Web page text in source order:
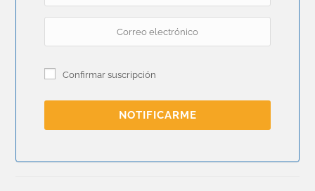
Confirmar suscripción
NOTIFICARME